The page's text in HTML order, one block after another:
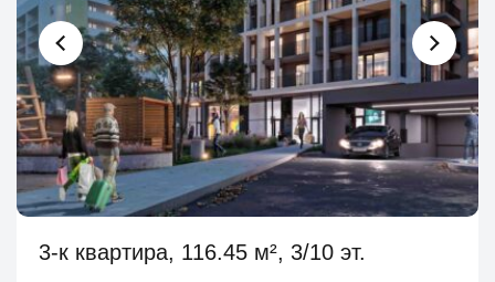
3-к квартира, 116.45 м², 3/10 эт.